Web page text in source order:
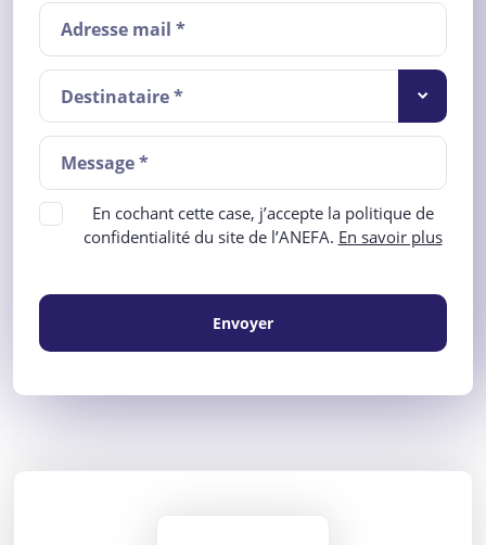
Destinataire *
En cochant cette case, j’accepte la politique de
confidentialité du site de l’ANEFA. En savoir plus
Envoyer